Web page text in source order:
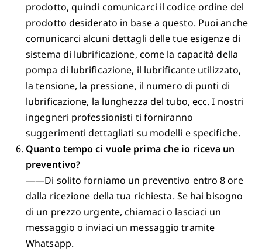
prodotto, quindi comunicarci il codice ordine del
prodotto desiderato in base a questo. Puoi anche
comunicarci alcuni dettagli delle tue esigenze di
sistema di lubrificazione, come la capacità della
pompa di lubrificazione, il lubrificante utilizzato,
la tensione, la pressione, il numero di punti di
lubrificazione, la lunghezza del tubo, ecc. I nostri
ingegneri professionisti ti forniranno
suggerimenti dettagliati su modelli e specifiche.
Quanto tempo ci vuole prima che io riceva un
preventivo?
——Di solito forniamo un preventivo entro 8 ore
dalla ricezione della tua richiesta. Se hai bisogno
di un prezzo urgente, chiamaci o lasciaci un
messaggio o inviaci un messaggio tramite
Whatsapp.